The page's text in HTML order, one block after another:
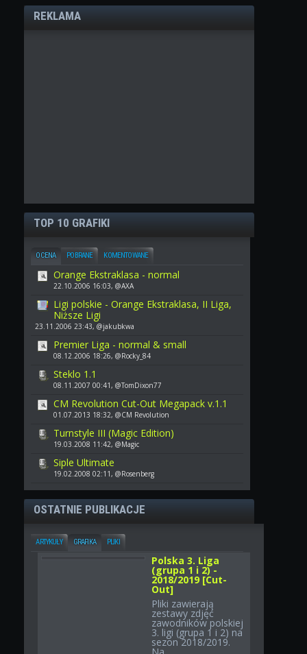
REKLAMA
TOP 10 GRAFIKI
OCENA POBRANE KOMENTOWANE
Orange Ekstraklasa - normal
22.10.2006 16:03, @AXA
Ligi polskie - Orange Ekstraklasa, II Liga,
Niższe Ligi
23.11.2006 23:43, @jakubkwa
Premier Liga - normal & small
08.12.2006 18:26, @Rocky_84
Steklo 1.1
08.11.2007 00:41, @TomDixon77
CM Revolution Cut-Out Megapack v.1.1
01.07.2013 18:32, @CM Revolution
Turnstyle III (Magic Edition)
19.03.2008 11:42, @Magic
Siple Ultimate
19.02.2008 02:11, @Rosenberg
OSTATNIE PUBLIKACJE
ARTYKUŁY GRAFIKA PLIKI
Polska 3. Liga
(grupa 1 i 2) -
2018/2019 [Cut-
Out]
Pliki zawierają
zestawy zdjęć
zawodników polskiej
3. ligi (grupa 1 i 2) na
sezon 2018/2019.